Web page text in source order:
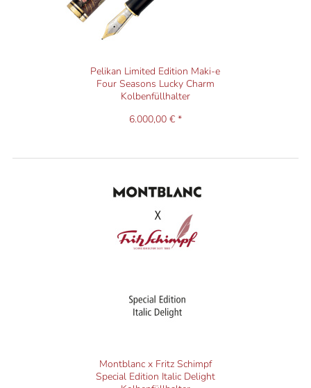
Pelikan Limited Edition Maki-e
Four Seasons Lucky Charm
Kolbenfüllhalter
6.000,00 € *
Montblanc x Fritz Schimpf
Special Edition Italic Delight